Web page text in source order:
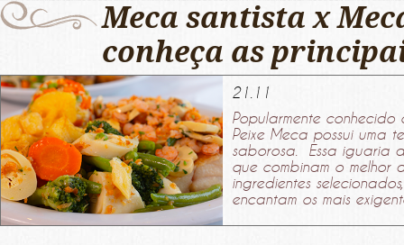
Meca santista x
conheça as
21.11
Popularmente
Peixe Meca possui uma
saborosa. Essa iguaria
que combinam o
ingredientes
encantam os mais